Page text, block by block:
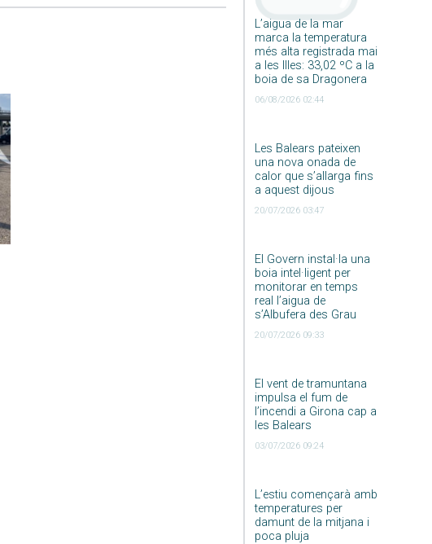
L’aigua de la mar
marca la temperatura
més alta registrada mai
a les Illes: 33,02 ºC a la
boia de sa Dragonera
06/08/2026 02:44
Les Balears pateixen
una nova onada de
calor que s’allarga fins
a aquest dijous
20/07/2026 03:47
El Govern instal·la una
boia intel·ligent per
monitorar en temps
real l’aigua de
s’Albufera des Grau
20/07/2026 09:33
El vent de tramuntana
impulsa el fum de
l’incendi a Girona cap a
les Balears
03/07/2026 09:24
L’estiu començarà amb
temperatures per
damunt de la mitjana i
poca pluja